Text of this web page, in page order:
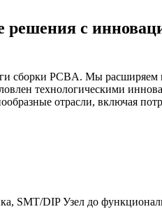
с
сборки PCBA. Мы расширяем
технологическими
отрасли, включая
SMT/DIP Узел до